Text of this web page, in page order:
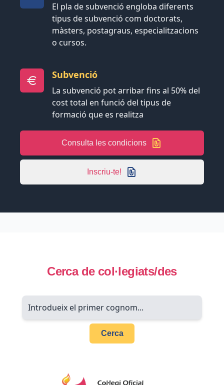
El pla de subvenció engloba diferents
tipus de subvenció com doctorats,
màsters, postagraus, especialitzacions
o cursos.
Subvenció
La subvenció pot arribar fins al 50% del
cost total en funció del tipus de
formació que es realitza
Consulta les condicions
Inscriu-te!
Cerca de col·legiats/des
Cerca